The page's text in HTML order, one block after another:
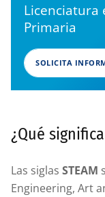
Licenciatura
Primaria
SOLICITA
¿Qué
Las siglas STEAM
Engineering, Art